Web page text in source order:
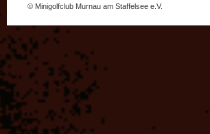
© Minigolfclub Murnau am Staffelsee e.V.